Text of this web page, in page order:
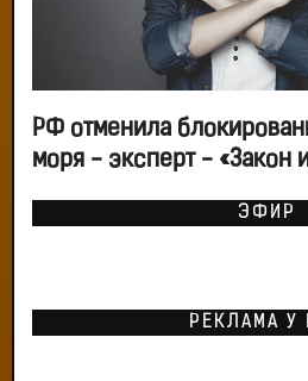
РФ отменила
моря - эксперт - «Закон
ЭФИР
РЕКЛАМА У